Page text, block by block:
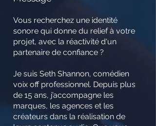
Vous recherchez une identité
sonore qui donne du relief à votre
projet, avec la réactivité d'un
partenaire de confiance ?
Je suis Seth Shannon, comédien
voix off professionnel. Depuis plus
de 15 ans, j’accompagne les
marques, les agences et les
créateurs dans la réalisation de